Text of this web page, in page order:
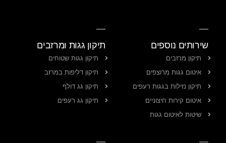
שירותים נוספים
תיקון מרזבים
איטום גגות מרוצפים
תיקון נזילות בגגות רעפים
איטום קירות חיצוניים
שיטות לאיטום גגות
תיקון גגות ומרזבים
תיקון גגות שטוחים
תיקון דליפות במרזב
תיקון גג דולף
תיקון גג רעפים